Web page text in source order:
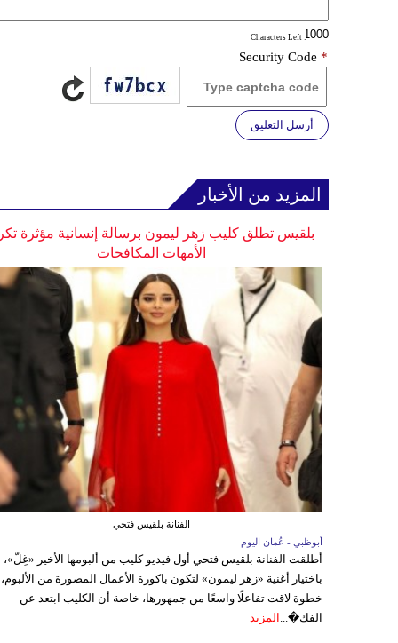
: Characters Left
Security Code *
أرسل التعليق
المزيد من الأخبار
بلقيس تطلق كليب زهر ليمون برسالة إنسانية مؤثرة
الأمهات المكافحات
الفنانة بلقيس فتحي
أبوظبي - عُمان اليوم
أطلقت الفنانة بلقيس فتحي أول فيديو كليب من ألبومها الأخير «غِلّ»،
باختيار أغنية «زهر ليمون» لتكون باكورة الأعمال المصورة من
خطوة لاقت تفاعلًا واسعًا من جمهورها، خاصة أن الكليب ابتعد عن
الفك�... المزيد